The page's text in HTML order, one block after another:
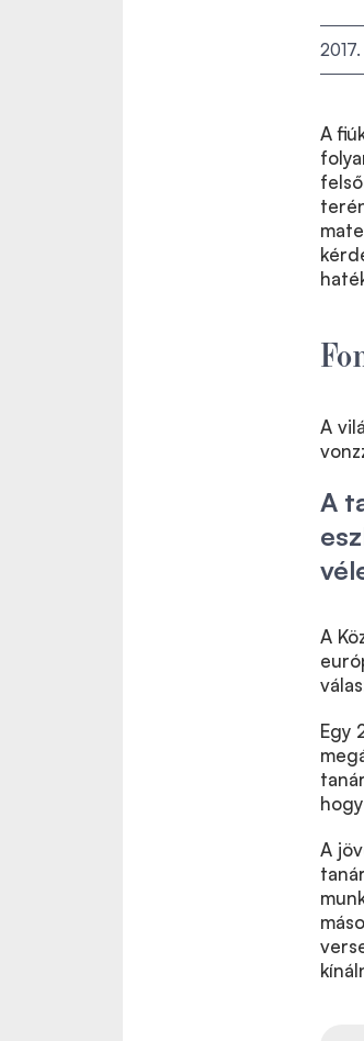
A
A
A
A
Egy
A